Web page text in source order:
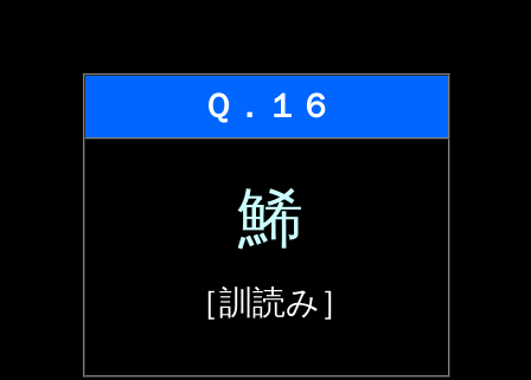
Ｑ．１６
鯑
［訓読み］